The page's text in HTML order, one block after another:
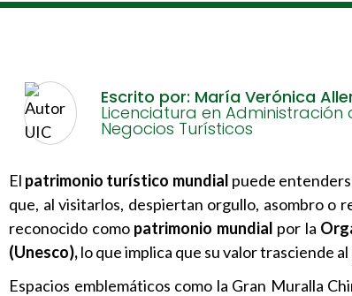
Escrito por: María Verónica
Licenciatura en Administración
Negocios Turísticos
El patrimonio turístico mundial puede
que, al visitarlos, despiertan orgullo, asombro o
reconocido como patrimonio mundial por la
(Unesco),lo que implica que su valor trasciende
Espacios emblemáticos como la Gran Muralla